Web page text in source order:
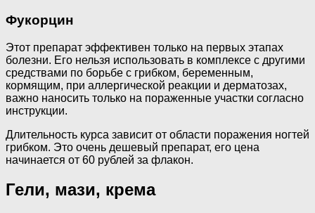
Фукорцин
Этот препарат эффективен только на первых этапах
болезни. Его нельзя использовать в комплексе с другими
средствами по борьбе с грибком, беременным,
кормящим, при аллергической реакции и дерматозах,
важно наносить только на пораженные участки согласно
инструкции.
Длительность курса зависит от области поражения ногтей
грибком. Это очень дешевый препарат, его цена
начинается от 60 рублей за флакон.
Гели, мази, крема